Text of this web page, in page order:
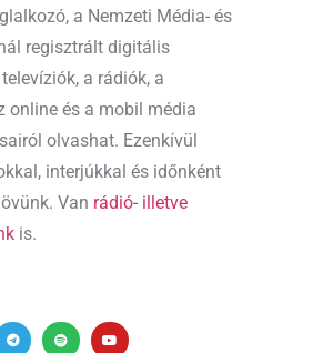
a Nemzeti Média- és
regisztrált digitális
a rádiók, a
online és a mobil média
olvashat. Ezenkívül
interjúkkal és időnként
Van rádió- illetve
is.